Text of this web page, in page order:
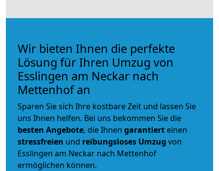
Wir bieten Ihnen die perfekte
Lösung für Ihren Umzug von
Esslingen am Neckar nach
Mettenhof an
Sparen Sie sich Ihre kostbare Zeit und lassen Sie
uns Ihnen helfen. Bei uns bekommen Sie die
besten Angebote, die Ihnen garantiert einen
stressfreien und reibungsloses Umzug von
Esslingen am Neckar nach Mettenhof
ermöglichen können.